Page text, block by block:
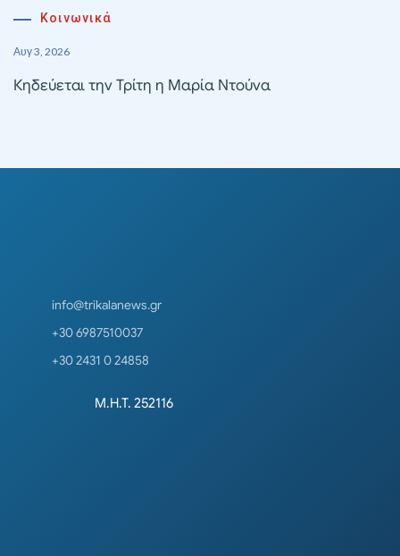
Κοινωνικά
Αυγ 3, 2026
Κηδεύεται την Τρίτη η Μαρία Ντούνα
info@trikalanews.gr
+30 6987510037
+30 2431 0 24858
Μ.Η.Τ. 252116